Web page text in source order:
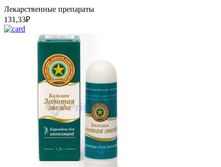
Лекарственные препараты
131,33₽